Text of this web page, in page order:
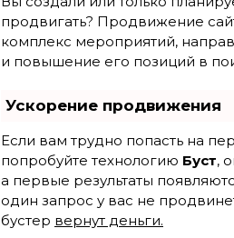
продвигать? Продвижение
комплекс мероприятий,
и повышение его позиций в
Ускорение продвижения
Если вам трудно попасть на
попробуйте технологию Буст,
а первые результаты
один запрос у вас не
бустер вернут деньги.